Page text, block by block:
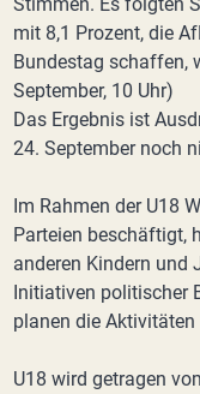
mit 8,1 Prozent, die
Bundestag schaffen,
September, 10 Uhr)
Das Ergebnis ist
24. September noch
Im Rahmen der U18
Parteien beschäftigt,
anderen Kindern und
Initiativen politischer
planen die
U18 wird getragen